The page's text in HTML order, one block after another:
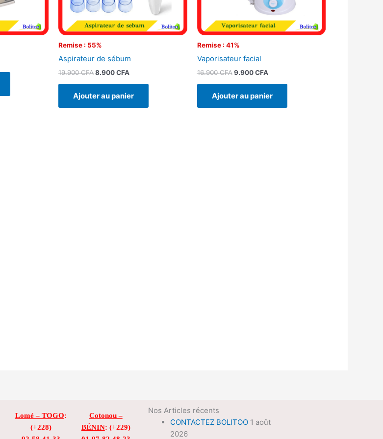
Remise : 55%
Aspirateur de sébum
19.900CFA8.900CFA
Ajouter au panier
Remise : 41%
Vaporisateur facial
16.900CFA 9.900CFA
Ajouter au panier
Lomé – TOGO:
(+228)
Cotonou –
BÉNIN: (+229)
Nos Articles récents
CONTACTEZ BOLITOO 1 août
2026